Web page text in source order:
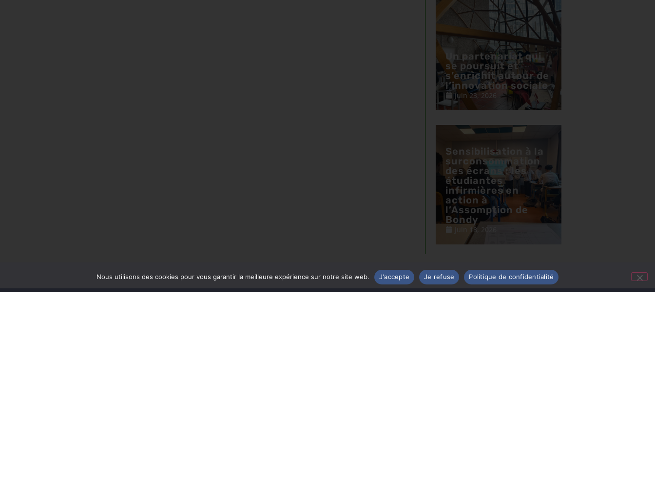
Un partenariat qui
se poursuit et
s’enrichit autour de
l’innovation sociale
juin 23, 2026
Sensibilisation à la
surconsommation
des écrans : les
étudiantes
infirmières en
action à
l’Assomption de
Bondy
juin 18, 2026
Nous utilisons des cookies pour vous garantir la meilleure expérience sur notre site web. J'accepte Je refuse Politique de confidentialité